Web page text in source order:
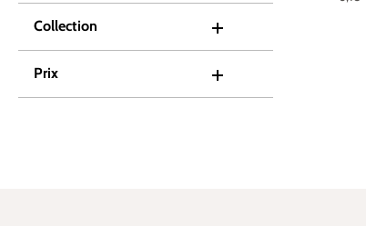
Collection
Prix